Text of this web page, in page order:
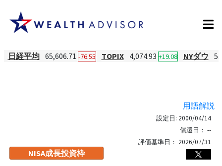
日経平均 65,606.71 -76.55 TOPIX 4,074.93 +19.08 NYダウ
用語解説
NISA成長投資枠
設定日: 2000/04/14
償還日： --
評価基準日： 2026/07/31